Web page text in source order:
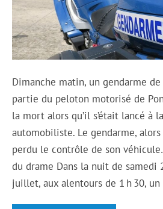
Dimanche matin, un gendarme
partie du peloton motorisé de
la mort alors qu’il s’était lancé à
automobiliste. Le gendarme,
perdu le contrôle de son
du drame Dans la nuit de samedi
juillet, aux alentours de 1 h 30,